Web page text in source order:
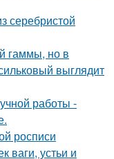
серебристой
гаммы, но в
выглядит
работы -
росписи
ваги, устьи и